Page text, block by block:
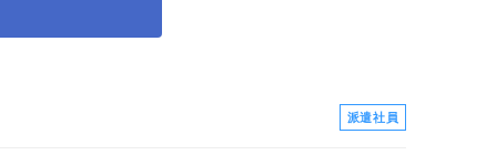
派遣社員